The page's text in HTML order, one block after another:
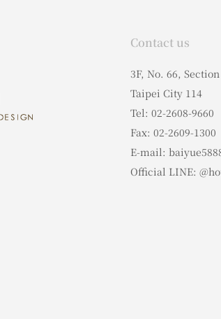
Contact us
3F, No. 66,
Taipei City 114
Tel: 02-2608-9660
Fax: 02-2609-1300
E-mail:
Official LINE: